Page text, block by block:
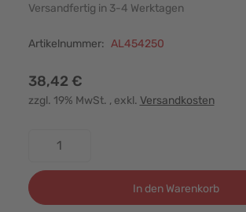
Versandfertig in 3-4 Werktagen
Artikelnummer: AL454250
38,42 €
zzgl. 19% MwSt. , exkl. Versandkosten
In den Warenkorb